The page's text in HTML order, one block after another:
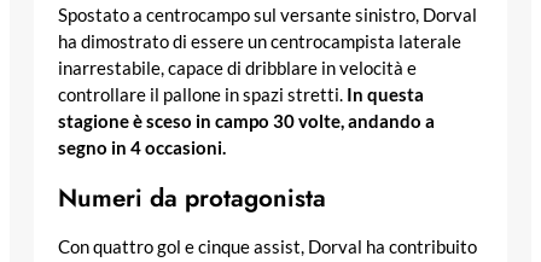
Spostato a centrocampo sul versante sinistro, Dorval
ha dimostrato di essere un centrocampista laterale
inarrestabile, capace di dribblare in velocità e
controllare il pallone in spazi stretti. In questa
stagione è sceso in campo 30 volte, andando a
segno in 4 occasioni.
Numeri da protagonista
Con quattro gol e cinque assist, Dorval ha contribuito